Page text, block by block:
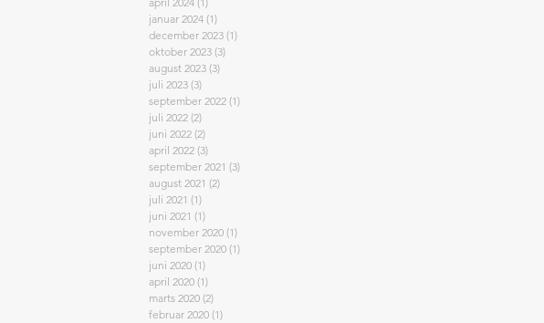
januar 2024 (1)
december 2023 (1)
oktober 2023 (3)
august 2023 (3)
juli 2023 (3)
september 2022 (1)
juli 2022 (2)
juni 2022 (2)
april 2022 (3)
september 2021 (3)
august 2021 (2)
juli 2021 (1)
juni 2021 (1)
november 2020 (1)
september 2020 (1)
juni 2020 (1)
april 2020 (1)
marts 2020 (2)
februar 2020 (1)